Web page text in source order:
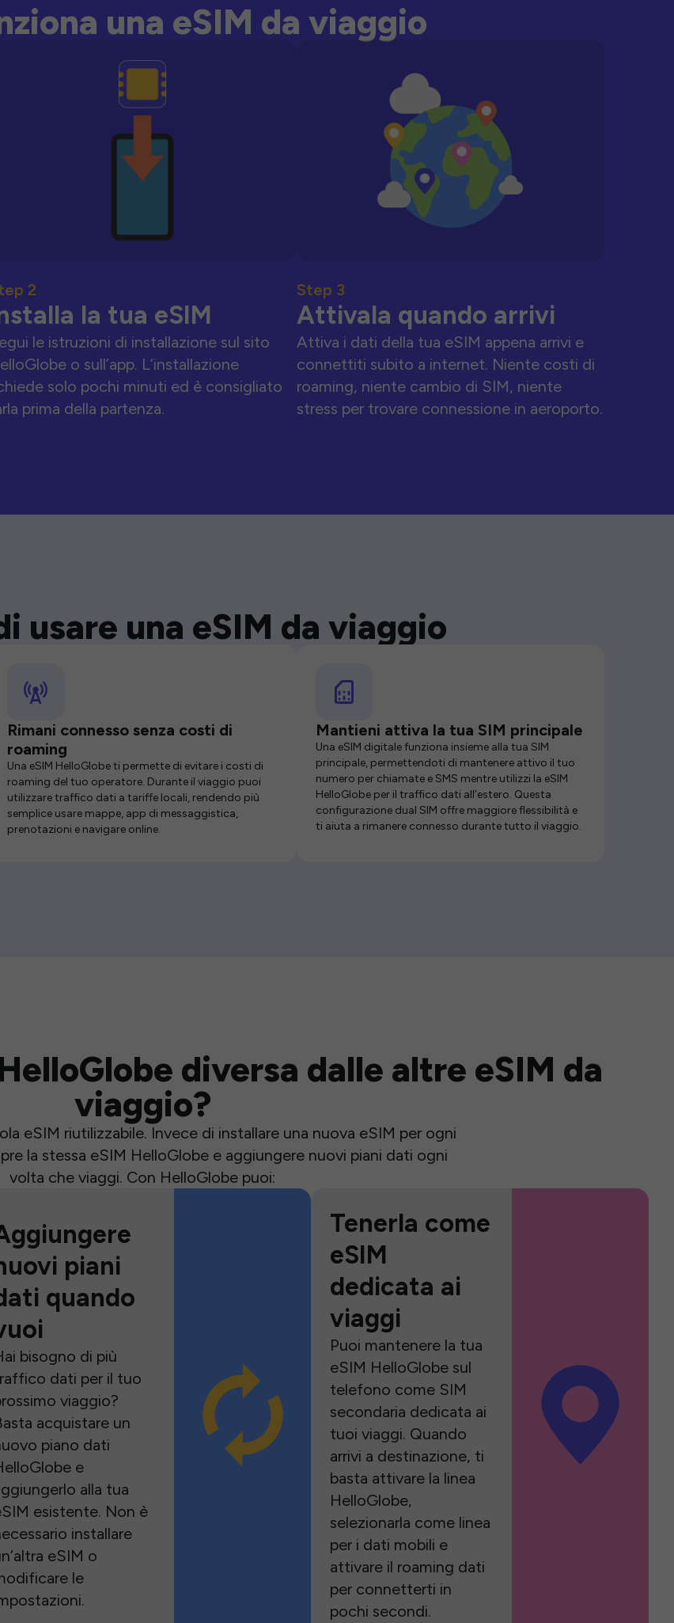
una eSIM da viaggio
2
la tua eSIM
le istruzioni di installazione sul sito
o sull’app. L’installazione
solo pochi minuti ed è consigliato
prima della partenza.
Step 3
Attivala quando arrivi
Attiva i dati della tua eSIM appena arrivi e
connettiti subito a internet. Niente costi di
roaming, niente cambio di SIM, niente
stress per trovare connessione in aeroporto.
usare una eSIM da viaggio
Rimani connesso senza costi di
roaming
Una eSIM HelloGlobe ti permette di evitare i costi di
roaming del tuo operatore. Durante il viaggio puoi
utilizzare traffico dati a tariffe locali, rendendo più
semplice usare mappe, app di messaggistica,
prenotazioni e navigare online.
Mantieni attiva la tua SIM principale
Una eSIM digitale funziona insieme alla tua SIM
principale, permettendoti di mantenere attivo il tuo
numero per chiamate e SMS mentre utilizzi la eSIM
HelloGlobe per il traffico dati all’estero. Questa
configurazione dual SIM offre maggiore flessibilità e
ti aiuta a rimanere connesso durante tutto il viaggio.
diversa dalle altre eSIM da
viaggio?
eSIM riutilizzabile. Invece di installare una nuova eSIM per ogni
la stessa eSIM HelloGlobe e aggiungere nuovi piani dati ogni
volta che viaggi. Con HelloGlobe puoi:
piani
quando
bisogno di più
dati per il tuo
viaggio?
acquistare un
piano dati
e
alla tua
esistente. Non è
installare
eSIM o
le
Tenerla come
eSIM
dedicata ai
viaggi
Puoi mantenere la tua
eSIM HelloGlobe sul
telefono come SIM
secondaria dedicata ai
tuoi viaggi. Quando
arrivi a destinazione, ti
basta attivare la linea
HelloGlobe,
selezionarla come linea
per i dati mobili e
attivare il roaming dati
per connetterti in
pochi secondi.